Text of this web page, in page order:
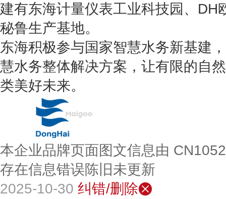
建有东海计量仪表工业科技园、DH
秘鲁生产基地。
东海积极参与国家智慧水务新基建
慧水务整体解决方案，让有限的自
类美好未来。
本企业品牌页面图文信息由
存在信息错误陈旧未更新
2025-10-30 纠错/删除